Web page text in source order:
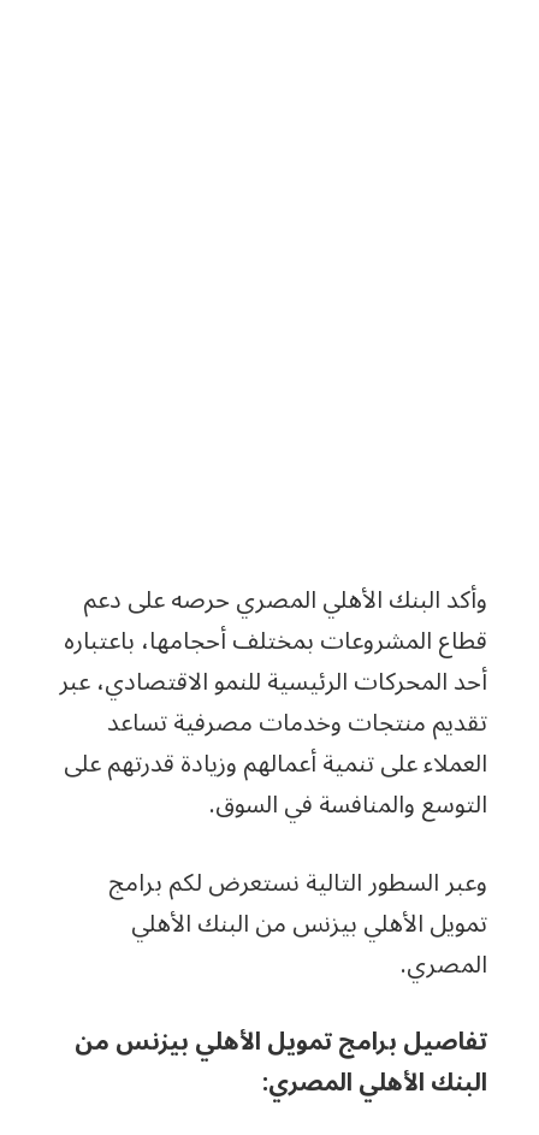
وأكد البنك الأهلي المصري حرصه على دعم
قطاع المشروعات بمختلف أحجامها، باعتباره
أحد المحركات الرئيسية للنمو الاقتصادي، عبر
تقديم منتجات وخدمات مصرفية تساعد
العملاء على تنمية أعمالهم وزيادة قدرتهم على
التوسع والمنافسة في السوق.
وعبر السطور التالية نستعرض لكم برامج
تمويل الأهلي بيزنس من البنك الأهلي
المصري.
تفاصيل برامج تمويل الأهلي بيزنس من
البنك الأهلي المصري: